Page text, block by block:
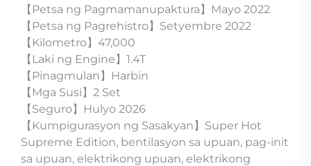
【Petsa ng Pagmamanupaktura】Mayo 2022
【Petsa ng Pagrehistro】Setyembre 2022
【Kilometro】47,000
【Laki ng Engine】1.4T
【Pinagmulan】Harbin
【Mga Susi】2 Set
【Seguro】Hulyo 2026
【Kumpigurasyon ng Sasakyan】Super Hot
Supreme Edition, bentilasyon sa upuan, pag-init
sa upuan, elektrikong upuan, elektrikong